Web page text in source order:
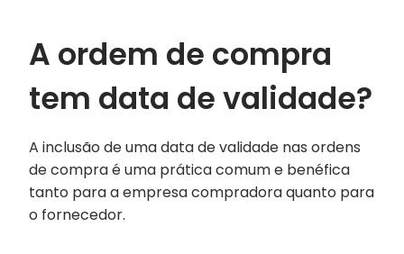
A ordem de compra
tem data de validade?
A inclusão de uma data de validade nas ordens
de compra é uma prática comum e benéfica
tanto para a empresa compradora quanto para
o fornecedor.